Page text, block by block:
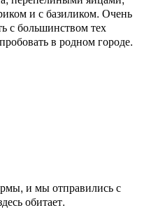
и с базиликом. Очень
с большинством тех
в родном городе.
и мы отправились с
обитает.